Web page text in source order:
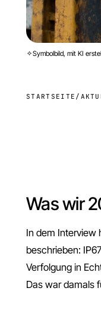
Symbolbild, mit KI
STARTSEITE /
Was wir
In dem Interview
beschrieben:
Verfolgung in
Das war damals